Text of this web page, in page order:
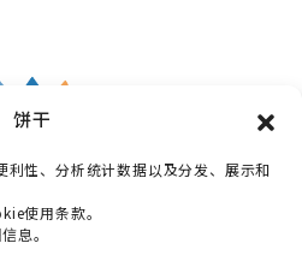
饼干
性、分析统计数据以及分发、展示和
使用条款。
息。
Mintara DMO
目3番2号 Maruun Hall 3楼